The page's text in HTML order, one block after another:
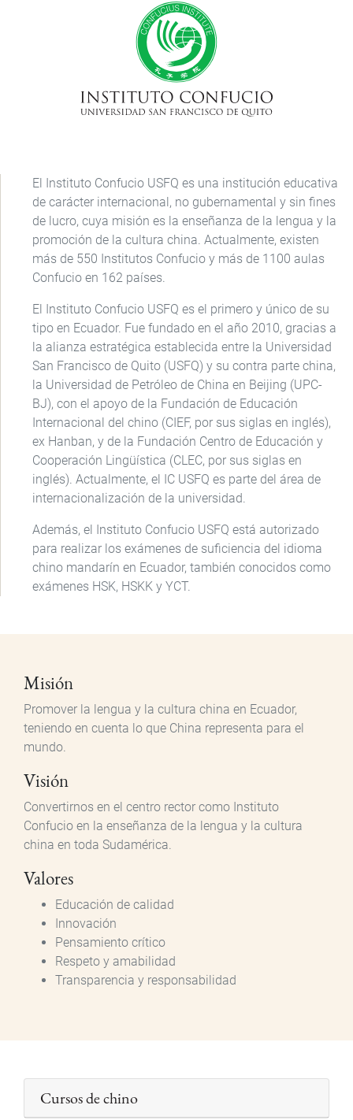
El Instituto Confucio USFQ es una institución educativa
de carácter internacional, no gubernamental y sin fines
de lucro, cuya misión es la enseñanza de la lengua y la
promoción de la cultura china. Actualmente, existen
más de 550 Institutos Confucio y más de 1100 aulas
Confucio en 162 países.
El Instituto Confucio USFQ es el primero y único de su
tipo en Ecuador. Fue fundado en el año 2010, gracias a
la alianza estratégica establecida entre la Universidad
San Francisco de Quito (USFQ) y su contra parte china,
la Universidad de Petróleo de China en Beijing (UPC-
BJ), con el apoyo de la Fundación de Educación
Internacional del chino (CIEF, por sus siglas en inglés),
ex Hanban, y de la Fundación Centro de Educación y
Cooperación Lingüística (CLEC, por sus siglas en
inglés). Actualmente, el IC USFQ es parte del área de
internacionalización de la universidad.
Además, el Instituto Confucio USFQ está autorizado
para realizar los exámenes de suficiencia del idioma
chino mandarín en Ecuador, también conocidos como
exámenes HSK, HSKK y YCT.
Misión
Promover la lengua y la cultura china en Ecuador,
teniendo en cuenta lo que China representa para el
mundo.
Visión
Convertirnos en el centro rector como Instituto
Confucio en la enseñanza de la lengua y la cultura
china en toda Sudamérica.
Valores
Educación de calidad
Innovación
Pensamiento crítico
Respeto y amabilidad
Transparencia y responsabilidad
Cursos de chino